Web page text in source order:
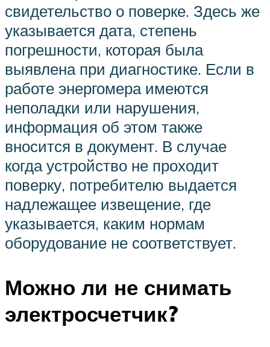
свидетельство о поверке. Здесь же
указывается дата, степень
погрешности, которая была
выявлена при диагностике. Если в
работе энергомера имеются
неполадки или нарушения,
информация об этом также
вносится в документ. В случае
когда устройство не проходит
поверку, потребителю выдается
надлежащее извещение, где
указывается, каким нормам
оборудование не соответствует.
Можно ли не снимать
электросчетчик?